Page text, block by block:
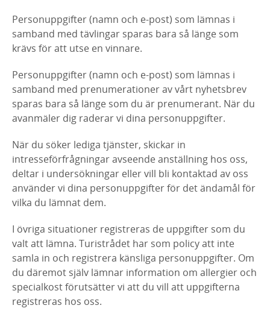
Personuppgifter (namn och e-post) som lämnas i
samband med tävlingar sparas bara så länge som
krävs för att utse en vinnare.
Personuppgifter (namn och e-post) som lämnas i
samband med prenumerationer av vårt nyhetsbrev
sparas bara så länge som du är prenumerant. När du
avanmäler dig raderar vi dina personuppgifter.
När du söker lediga tjänster, skickar in
intresseförfrågningar avseende anställning hos oss,
deltar i undersökningar eller vill bli kontaktad av oss
använder vi dina personuppgifter för det ändamål för
vilka du lämnat dem.
I övriga situationer registreras de uppgifter som du
valt att lämna. Turistrådet har som policy att inte
samla in och registrera känsliga personuppgifter. Om
du däremot själv lämnar information om allergier och
specialkost förutsätter vi att du vill att uppgifterna
registreras hos oss.